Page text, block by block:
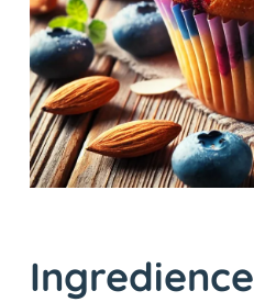
Ingredience